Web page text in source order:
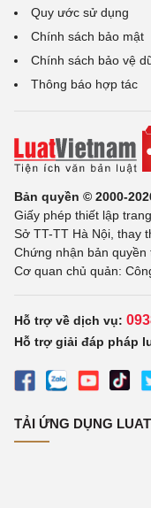
Quy ước sử dụng
Chính sách bảo mật
Chính sách bảo vệ
Thông báo hợp tác
Bản quyền © 2000-
Giấy phép thiết lập
Sở TT-TT Hà Nội, thay
Chứng nhận bản
Cơ quan chủ quản:
Hỗ trợ về dịch vụ:
Hỗ trợ giải đáp pháp
TẢI ỨNG DỤNG